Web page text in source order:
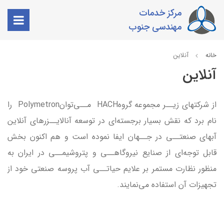
مرکز خدمات
مهندسی جنوب
خانه آنلاین
آنلاین
از شرکتهای زیــر مجموعه گروهHACH مــی‌توانPolymetron را
نام برد که نقش بسیار برجسته‌ای در توسعه آنالایــزرهای آنلاین
آب­های صنعتــی در جــهان ایفا نموده است و هم اکنون بخش
قابل توجه‌ای از صنایع نیروگاهــی و پتروشیمــی در ایران به
منظور نظارت مستمر بر علایم حیاتــی آب پروسه صنعتی خود از
تجهیزات آن استفاده می‌نمایند.